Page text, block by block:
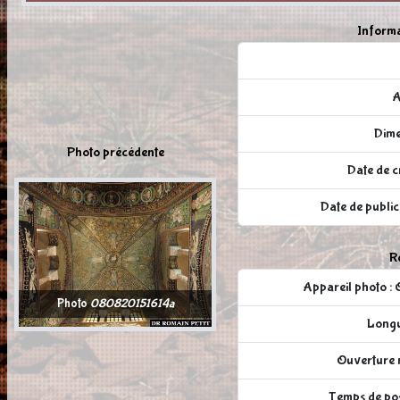
Photo précédente
Photo080820151614a
Date de
Date de
Appareil photo :
Ouverture
Temps de